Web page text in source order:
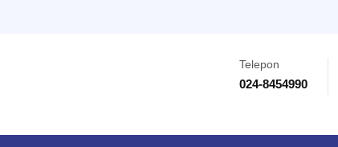
Telepon
024-8454990